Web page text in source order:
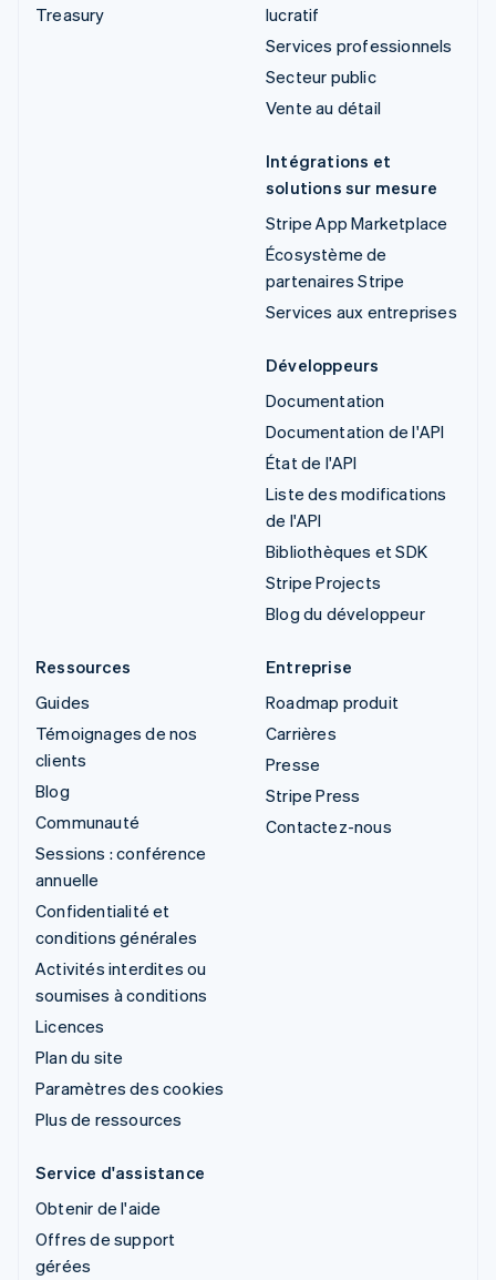
Treasury
lucratif
Services professionnels
Secteur public
Vente au détail
Intégrations et
solutions sur mesure
Stripe App Marketplace
Écosystème de
partenaires Stripe
Services aux entreprises
Développeurs
Documentation
Documentation de l'API
État de l'API
Liste des modifications
de l'API
Bibliothèques et SDK
Stripe Projects
Blog du développeur
Ressources
Guides
Témoignages de nos
clients
Blog
Communauté
Sessions : conférence
annuelle
Confidentialité et
conditions générales
Activités interdites ou
soumises à conditions
Licences
Plan du site
Paramètres des cookies
Plus de ressources
Entreprise
Roadmap produit
Carrières
Presse
Stripe Press
Contactez-nous
Service d'assistance
Obtenir de l'aide
Offres de support
gérées